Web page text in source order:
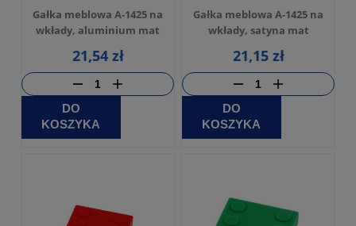
Gałka meblowa A-1425 na
wkłady, aluminium mat
21,54 zł
DO
KOSZYKA
Gałka meblowa A-1425 na
wkłady, satyna mat
21,15 zł
DO
KOSZYKA